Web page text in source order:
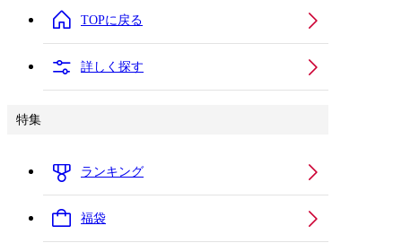
TOPに戻る
詳しく探す
特集
ランキング
福袋